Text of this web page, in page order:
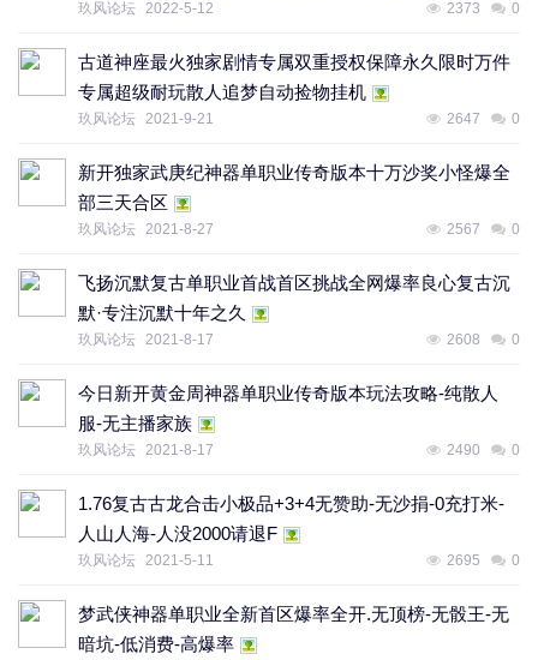
玖风论坛 2022-5-12 2373 0
古道神座最火独家剧情专属双重授权保障永久限时万件
专属超级耐玩散人追梦自动捡物挂机
玖风论坛 2021-9-21 2647 0
新开独家武庚纪神器单职业传奇版本十万沙奖小怪爆全
部三天合区
玖风论坛 2021-8-27 2567 0
飞扬沉默复古单职业首战首区挑战全网爆率良心复古沉
默·专注沉默十年之久
玖风论坛 2021-8-17 2608 0
今日新开黄金周神器单职业传奇版本玩法攻略-纯散人
服-无主播家族
玖风论坛 2021-8-17 2490 0
1.76复古古龙合击小极品+3+4无赞助-无沙捐-0充打米-
人山人海-人没2000请退F
玖风论坛 2021-5-11 2695 0
梦武侠神器单职业全新首区爆率全开.无顶榜-无骰王-无
暗坑-低消费-高爆率